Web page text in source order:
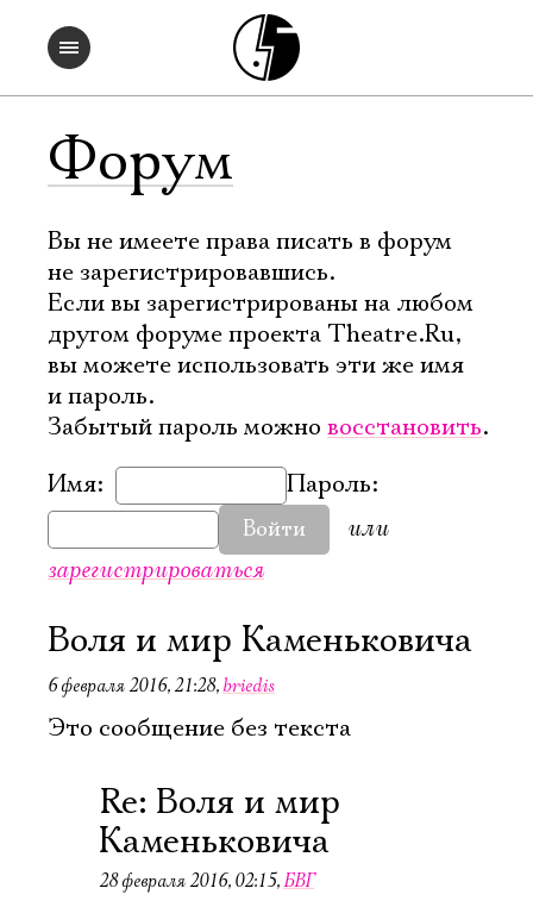
Форум
Вы не имеете права писать в форум
не зарегистрировавшись.
Если вы зарегистрированы на любом
другом форуме проекта Theatre.Ru,
вы можете использовать эти же имя
и пароль.
Забытый пароль можно восстановить.
Имя:
Пароль:
Войти
или
зарегистрироваться
Воля и мир Каменьковича
6 февраля 2016, 21:28,briedis
Это сообщение без текста
Re: Воля и мир
Каменьковича
28 февраля 2016, 02:15,БВГ